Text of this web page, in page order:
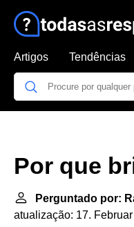
Artigos Tendências
Por que
Perguntado por:
atualização: 17.